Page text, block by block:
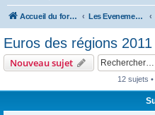
Accueil du forum Les Evenements ! [Ouvert au public]
Euros des régions 2011
Nouveau sujet
12 sujets